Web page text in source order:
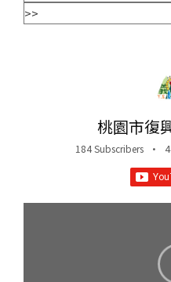
>>
桃園市復
184 Subscribers •